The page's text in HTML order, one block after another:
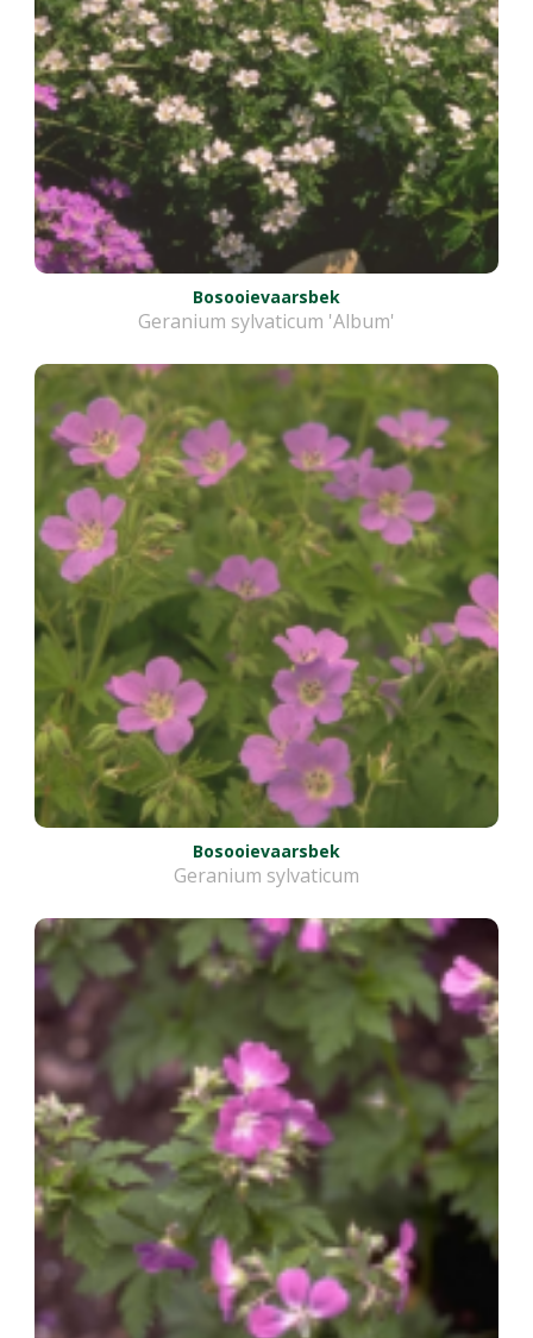
Bosooievaarsbek
Geranium sylvaticum 'Album'
Bosooievaarsbek
Geranium sylvaticum